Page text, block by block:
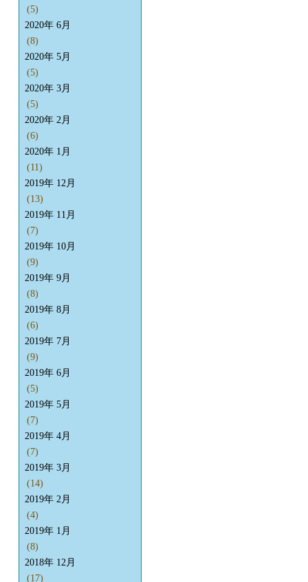
(5)
2020年 6月
(8)
2020年 5月
(5)
2020年 3月
(5)
2020年 2月
(6)
2020年 1月
(11)
2019年 12月
(13)
2019年 11月
(7)
2019年 10月
(9)
2019年 9月
(8)
2019年 8月
(6)
2019年 7月
(9)
2019年 6月
(5)
2019年 5月
(7)
2019年 4月
(7)
2019年 3月
(14)
2019年 2月
(4)
2019年 1月
(8)
2018年 12月
(17)